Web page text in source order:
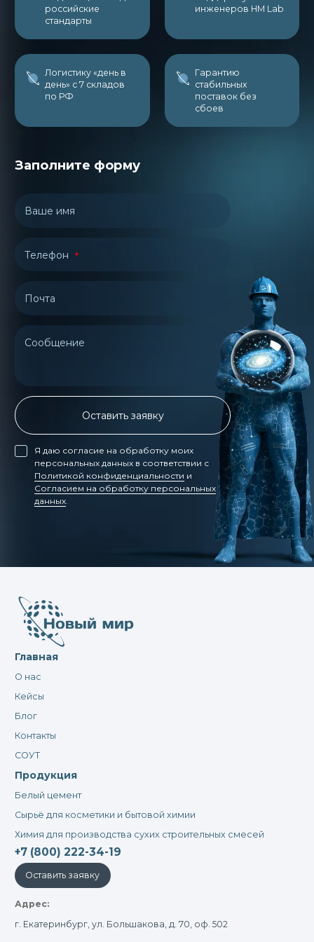
российские
стандарты
инженеров НМ Lab
Логистику «день в
день» с 7 складов
по РФ
Гарантию
стабильных
поставок без
сбоев
Заполните форму
Ваше имя
Телефон
Почта
Сообщение
Оставить заявку
Я даю согласие на обработку моих
персональных данных в соответствии с
Политикой конфиденциальности и
Согласием на обработку персональных
данных
Главная
О нас
Кейсы
Блог
Контакты
СОУТ
Продукция
Белый цемент
Сырьё для косметики и бытовой химии
Химия для производства сухих строительных смесей
+7 (800) 222-34-19
Оставить заявку
Адрес:
г. Екатеринбург, ул. Большакова, д. 70, оф. 502